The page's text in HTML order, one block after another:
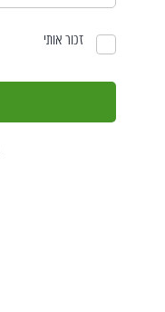
זכור אותי